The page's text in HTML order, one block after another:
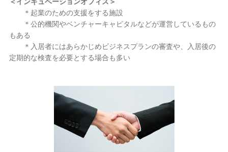
＊起業のための支援をする施設
＊公的機関やベンチャーキャピタルなどが運営しているもの
もある
＊入居者にはあらかじめビジネスプランの審査や、入居後の
定期的な検査を必要とする場合も多い